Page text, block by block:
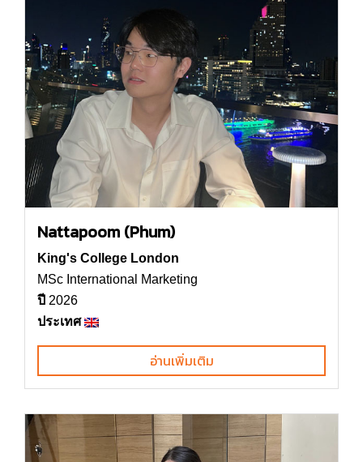
Nattapoom (Phum)
King's College London
MSc International Marketing
ปี 2026
ประเทศ
อ่านเพิ่มเติม